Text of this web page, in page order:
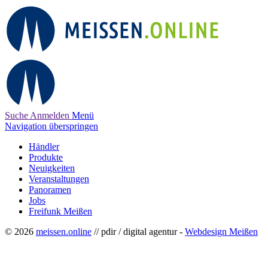
Suche Anmelden Menü
Navigation überspringen
Händler
Produkte
Neuigkeiten
Veranstaltungen
Panoramen
Jobs
Freifunk Meißen
© 2026 meissen.online // pdir / digital agentur - Webdesign Meißen